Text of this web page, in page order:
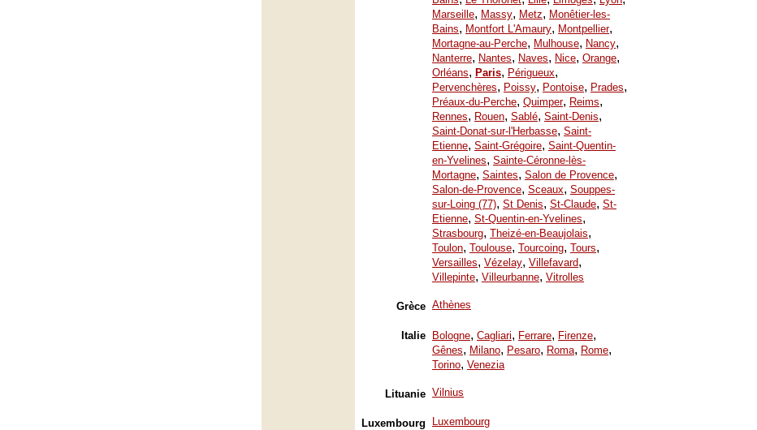
Marseille, Massy, Metz, Monêtier-les-
Bains, Montfort L'Amaury, Montpellier,
Mortagne-au-Perche, Mulhouse, Nancy,
Nanterre, Nantes, Naves, Nice, Orange,
Orléans, Paris, Périgueux,
Pervenchères, Poissy, Pontoise, Prades,
Préaux-du-Perche, Quimper, Reims,
Rennes, Rouen, Sablé, Saint-Denis,
Saint-Donat-sur-l'Herbasse, Saint-
Etienne, Saint-Grégoire, Saint-Quentin-
en-Yvelines, Sainte-Céronne-lès-
Mortagne, Saintes, Salon de Provence,
Salon-de-Provence, Sceaux, Souppes-
sur-Loing (77), St Denis, St-Claude, St-
Etienne, St-Quentin-en-Yvelines,
Strasbourg, Theizé-en-Beaujolais,
Toulon, Toulouse, Tourcoing, Tours,
Versailles, Vézelay, Villefavard,
Villepinte, Villeurbanne, Vitrolles
Grèce Athènes
Italie Bologne, Cagliari, Ferrare, Firenze,
Gênes, Milano, Pesaro, Roma, Rome,
Torino, Venezia
Lituanie Vilnius
Luxembourg Luxembourg